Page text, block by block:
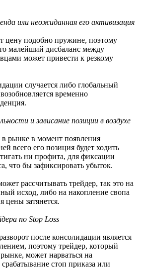
или неожиданная его активизация
цену подобно пружине, поэтому
малейший дисбаланс между
может привести к резкому
случается либо глобальный
временно
и зависание позиции в воздухе
в рынке в момент появления
всего его позиция будет ходить
ни профита, для фиксации
что бы зафиксировать убыток.
рассчитывать трейдер, так это на
исход, либо на накопление свопа
цены затянется.
по Stop Loss
после консолидации является
поэтому трейдер, который
может нарваться на
стоп приказа или